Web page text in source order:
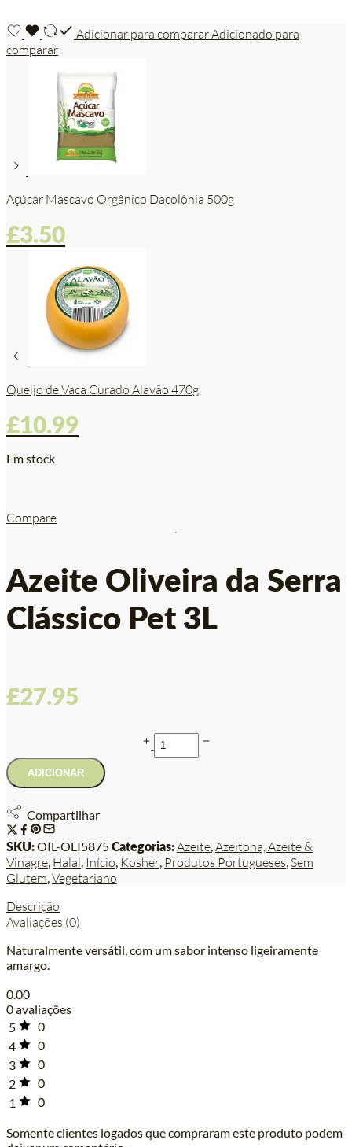
Adicionar para compararAdicionado para
comparar
Azeite Oliveira da Serra
Clássico Pet 3L
Açúcar Mascavo Orgânico Dacolônia 500g
£3.50
Queijo de Vaca Curado Alavão 470g
£10.99
£27.95
Em stock
ADICIONAR
Compare
Compartilhar
SKU:OIL-OLI5875Categorias:Azeite,Azeitona, Azeite &
Vinagre, Halal, Início, Kosher, Produtos Portugueses,Sem
Glutem,Vegetariano
Descrição
Avaliações (0)
Naturalmente versátil, com um sabor intenso ligeiramente
amargo.
0.00
0 avaliações
5
0
4
0
3
0
2
0
1
0
Somente clientes logados que compraram este produto podem